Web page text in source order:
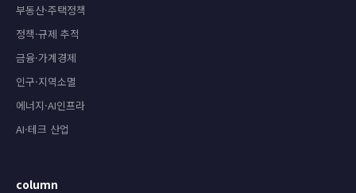
부동산·주택정책
정책·규제 추적
금융·가계경제
인구·지역소멸
에너지·AI인프라
AI·테크 산업
column